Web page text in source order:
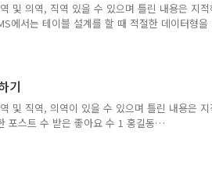
및 의역, 직역 있을 수 있으며 틀린 내용은 지적
서는 테이블 설계를 할 때 적절한 데이터형을
장한 형태가 몇 가지 준비되어 있다. 이러한 데
이번 포스팅에서는 그 중에서 세 종류를 소개하
리터럴 {}를 감싸고 ,로 구분된 배열의 리터럴 표
기
및 직역, 의역이 있을 수 있으며 틀린 내용은 지
포스트 수 받은 좋아요 수 1 홍길동
1 7 3 이영희
이 데이터를 추출하려고 한다고 가정하자. 테이